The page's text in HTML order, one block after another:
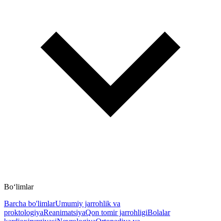
Bo‘limlar
Barcha bo'limlarUmumiy jarrohlik va
proktologiyaReanimatsiyaQon tomir jarrohligiBolalar